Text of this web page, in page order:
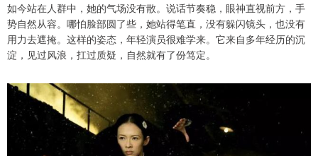
如今站在人群中，她的气场没有散。说话节奏稳，眼神直视前方，手
势自然从容。哪怕脸部圆了些，她站得笔直，没有躲闪镜头，也没有
用力去遮掩。这样的姿态，年轻演员很难学来。它来自多年经历的沉
淀，见过风浪，扛过质疑，自然就有了份笃定。